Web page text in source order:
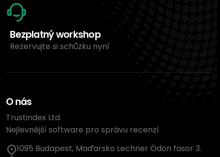
Bezplatný workshop
Rezervujte si schůzku nyní
O nás
Trustindex Ltd.
Nejlevnější software pro správu recenzí
1095 Budapest, Maďarsko Lechner Ödön fasor 3.